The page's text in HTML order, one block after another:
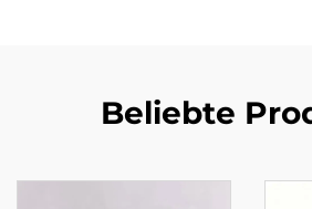
Beliebte